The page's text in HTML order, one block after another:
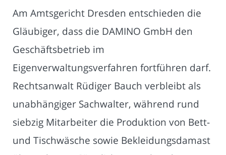
Am Amtsgericht Dresden entschieden die
Gläubiger, dass die DAMINO GmbH den
Geschäftsbetrieb im
Eigenverwaltungsverfahren fortführen darf.
Rechtsanwalt Rüdiger Bauch verbleibt als
unabhängiger Sachwalter, während rund
siebzig Mitarbeiter die Produktion von Bett-
und Tischwäsche sowie Bekleidungsdamast